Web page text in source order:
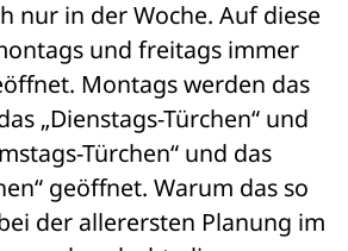
nur in der Woche. Auf diese
und freitags immer
Montags werden das
„Dienstags-Türchen“ und
Türchen“ und das
geöffnet. Warum das so
der allerersten Planung im